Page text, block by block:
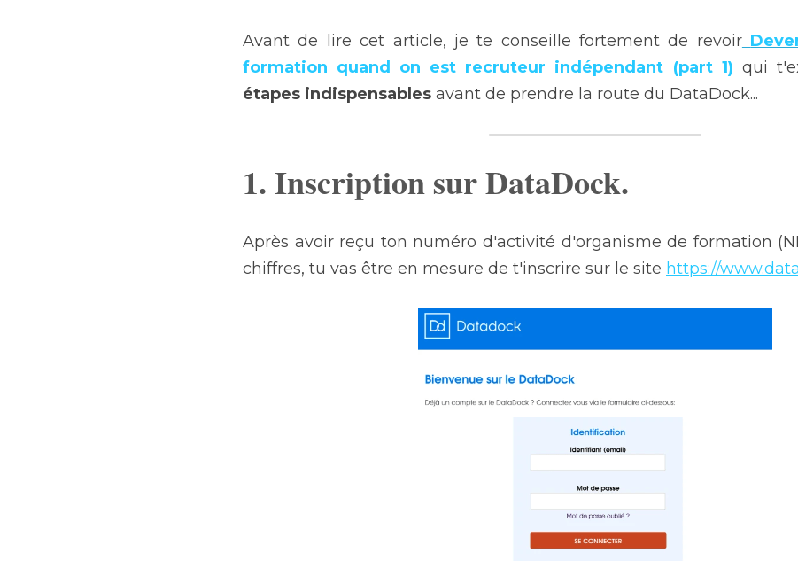
Avant de lire cet article, je te conseille fortement de revoir
formation quand on est recruteur indépendant (part 1) qui
étapes indispensables avant de prendre la route du DataDock...
1. Inscription sur DataDock.
Après avoir reçu ton numéro d'activité d'organisme de formation
chiffres, tu vas être en mesure de t'inscrire sur le site https://